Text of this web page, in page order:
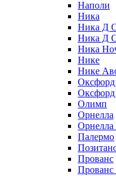
Наполи
Ника
Ника Д
Ника Д
Ника
Нике
Нике
Оксфорд
Олимп
Орнелла
Орнелла
Палермо
Прованс